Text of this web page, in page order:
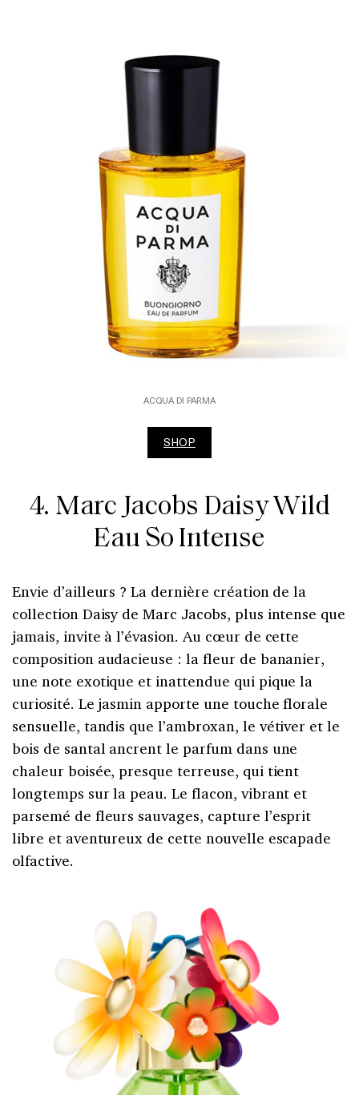
ACQUA DI PARMA
SHOP
4. Marc Jacobs Daisy Wild
Eau So Intense
Envie d’ailleurs ? La dernière création de la
collection Daisy de Marc Jacobs, plus intense que
jamais, invite à l’évasion. Au cœur de cette
composition audacieuse : la fleur de bananier,
une note exotique et inattendue qui pique la
curiosité. Le jasmin apporte une touche florale
sensuelle, tandis que l’ambroxan, le vétiver et le
bois de santal ancrent le parfum dans une
chaleur boisée, presque terreuse, qui tient
longtemps sur la peau. Le flacon, vibrant et
parsemé de fleurs sauvages, capture l’esprit
libre et aventureux de cette nouvelle escapade
olfactive.